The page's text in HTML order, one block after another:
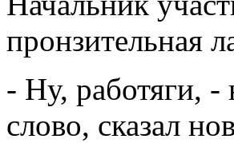
пронзительная
- Ну, работяги, -
слово, сказал